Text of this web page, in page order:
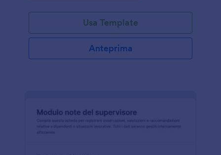
Usa Template
Anteprima